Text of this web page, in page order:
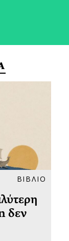
ΒΙΒΛΙΟ
δεν